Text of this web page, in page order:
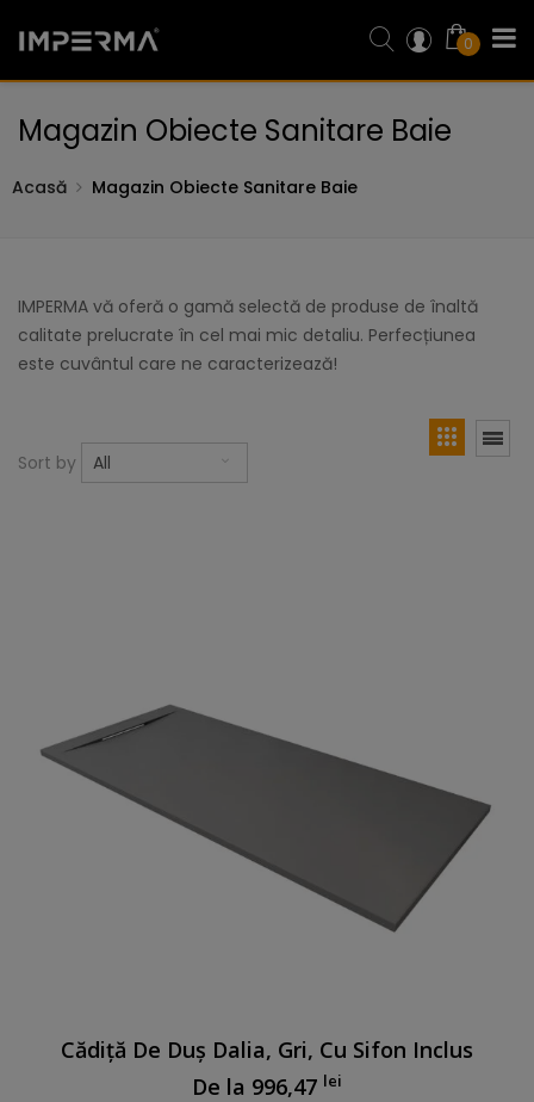
0
Magazin Obiecte Sanitare Baie
Acasă Magazin Obiecte Sanitare Baie
IMPERMA vă oferă o gamă selectă de produse de înaltă
calitate prelucrate în cel mai mic detaliu. Perfecțiunea
este cuvântul care ne caracterizează!
Sort by All
Cădiță De Duș Dalia, Gri, Cu Sifon Inclus
De la 996,47 lei